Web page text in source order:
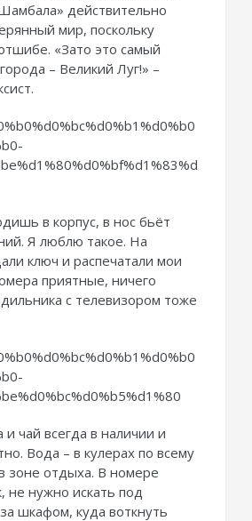
действительно
мир, поскольку
«Зато это самый
– Великий Луг!» –
в корпус, в нос бьёт
Я люблю такое. На
ключ и распечатали мои
приятные, ничего
с телевизором тоже
чай всегда в наличии и
Вода – в кулерах по всему
зоне отдыха. В номере
не нужно искать под
шкафом, куда воткнуть